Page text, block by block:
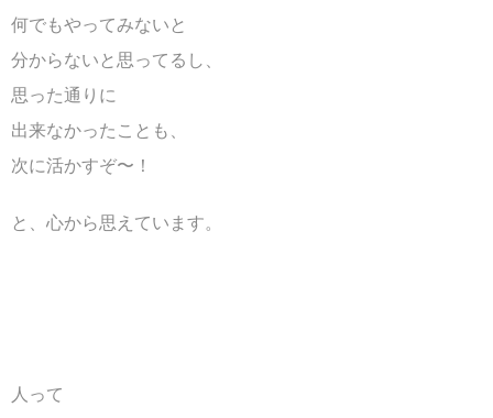
何でもやってみないと
分からないと思ってるし、
思った通りに
出来なかったことも、
次に活かすぞ〜！
と、心から思えています。
人って